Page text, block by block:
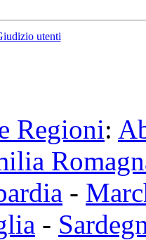
utenti
Regioni:
-
-